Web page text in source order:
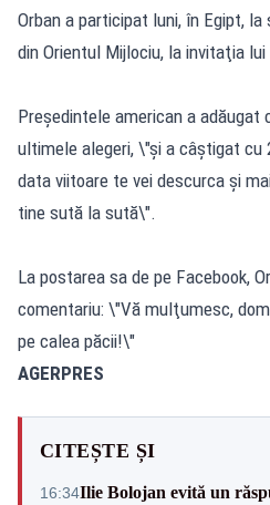
Orban a participat luni, în Egipt,
din Orientul Mijlociu, la invitaţia lui
Preşedintele american a adăugat
ultimele alegeri, \"şi a câştigat cu
data viitoare te vei descurca şi
tine sută la sută\".
La postarea sa de pe Facebook,
comentariu: \"Vă mulţumesc,
pe calea păcii!\"
AGERPRES
CITEȘTE ȘI
16:34Ilie Bolojan evită un